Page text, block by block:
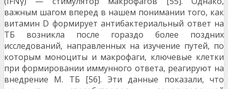
важным шагом вперед в нашем понимании того, как
витамин D формирует антибактериальный ответ на
ТБ возникла после гораздо более поздних
исследований, направленных на изучение путей, по
которым моноциты и макрофаги, ключевые клетки
при формировании иммунного ответа, реагируют на
внедрение М. ТБ [56]. Эти данные показали, что